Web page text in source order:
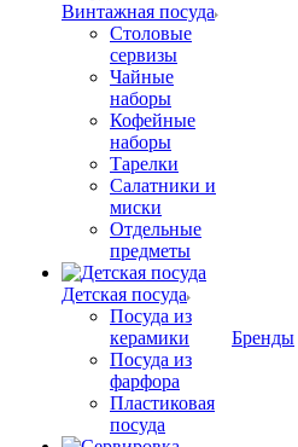
Винтажная посуда
Столовые
сервизы
Чайные
наборы
Кофейные
наборы
Тарелки
Салатники и
миски
Отдельные
предметы
Детская посуда
Посуда из
керамики
Посуда из
фарфора
Пластиковая
посуда
Бренды